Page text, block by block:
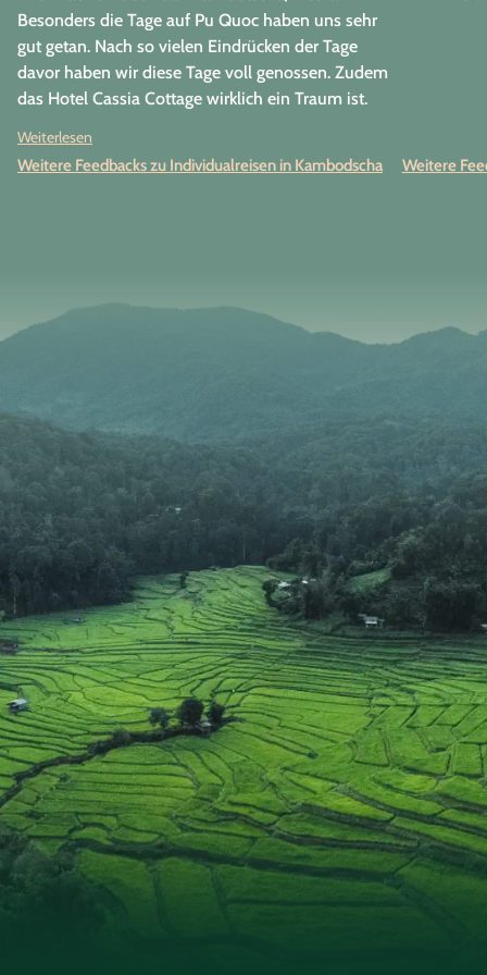
Besonders die Tage auf Pu Quoc haben uns sehr
gut getan. Nach so vielen Eindrücken der Tage
davor haben wir diese Tage voll genossen. Zudem
das Hotel Cassia Cottage wirklich ein Traum ist.
bereit das Mekong Delta und Saigon voll
auszukosten, bevor wir die Heimreise angetreten
Weiterlesen
Weitere Feedbacks zu Individualreisen in Kambodscha
Weitere